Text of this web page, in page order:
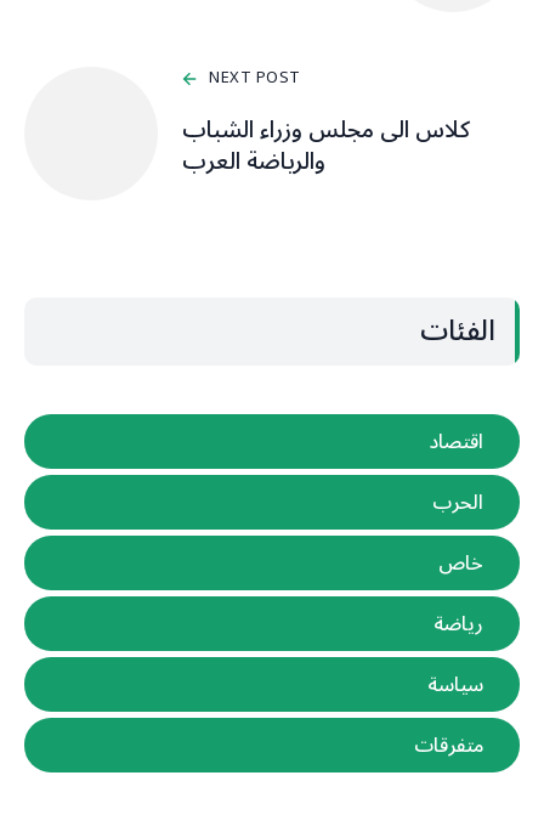
NEXT POST
كلاس الى مجلس وزراء الشباب
والرياضة العرب
الفئات
اقتصاد
الحرب
خاص
رياضة
سياسة
متفرقات